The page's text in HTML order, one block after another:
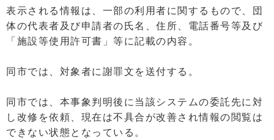
表示される情報は、一部の利用者に関するもので、団
体の代表者及び申請者の氏名、住所、電話番号等及び
「施設等使用許可書」等に記載の内容。
同市では、対象者に謝罪文を送付する。
同市では、本事象判明後に当該システムの委託先に対
し改修を依頼、現在は不具合が改善され情報の閲覧は
できない状態となっている。